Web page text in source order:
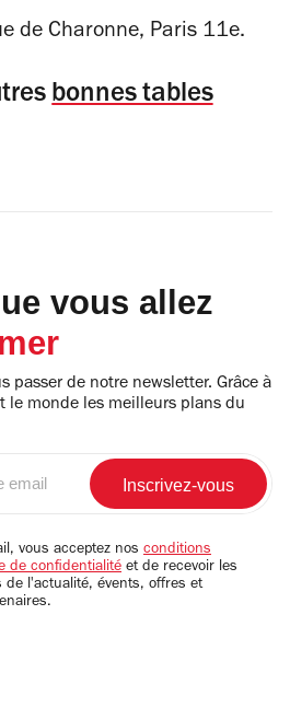
de Charonne, Paris 11e.
bonnes tables
vous allez
passer de notre newsletter. Grâce à
le monde les meilleurs plans du
vous acceptez nos conditions
de confidentialité et de recevoir les
de l'actualité, évents, offres et